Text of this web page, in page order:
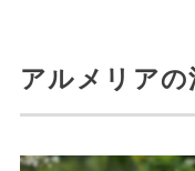
アルメリアの